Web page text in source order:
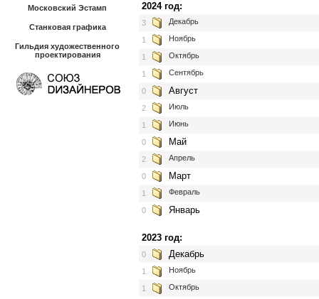
Московский Эстамп
Станковая графика
Гильдия художественного
проектирования
2024 год:
3 Декабрь
1 Ноябрь
1 Октябрь
1 Сентябрь
0 Август
2 Июль
1 Июнь
0 Май
2 Апрель
0 Март
1 Февраль
0 Январь
2023 год:
0 Декабрь
1 Ноябрь
1 Октябрь